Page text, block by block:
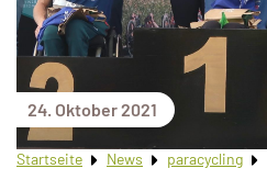
24. Oktober 2021
Startseite News paracycling